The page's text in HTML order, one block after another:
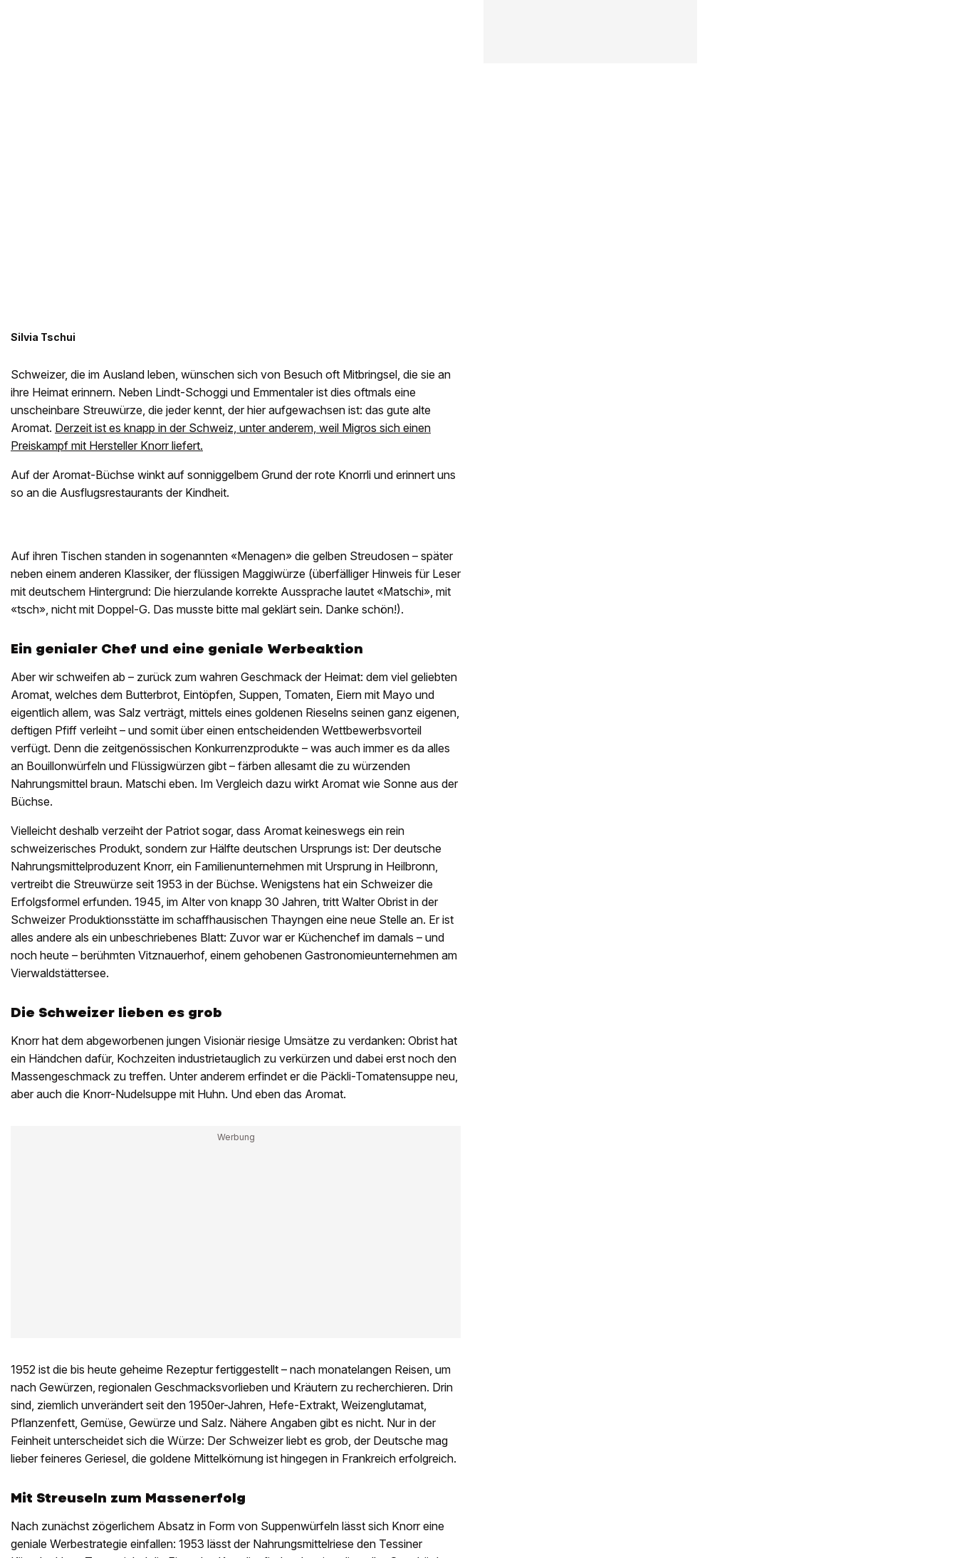
Silvia Tschui
Schweizer, die im Ausland leben, wünschen sich von Besuch oft Mitbringsel, die sie an
ihre Heimat erinnern. Neben Lindt-Schoggi und Emmentaler ist dies oftmals eine
unscheinbare Streuwürze, die jeder kennt, der hier aufgewachsen ist: das gute alte
Aromat. Derzeit ist es knapp in der Schweiz, unter anderem, weil Migros sich einen
Preiskampf mit Hersteller Knorr liefert.
Auf der Aromat-Büchse winkt auf sonniggelbem Grund der rote Knorrli und erinnert uns
so an die Ausflugsrestaurants der Kindheit.
Auf ihren Tischen standen in sogenannten «Menagen» die gelben Streudosen – später
neben einem anderen Klassiker, der flüssigen Maggiwürze (überfälliger Hinweis für Leser
mit deutschem Hintergrund: Die hierzulande korrekte Aussprache lautet «Matschi», mit
«tsch», nicht mit Doppel-G. Das musste bitte mal geklärt sein. Danke schön!).
Ein genialer Chef und eine geniale Werbeaktion
Aber wir schweifen ab – zurück zum wahren Geschmack der Heimat: dem viel geliebten
Aromat, welches dem Butterbrot, Eintöpfen, Suppen, Tomaten, Eiern mit Mayo und
eigentlich allem, was Salz verträgt, mittels eines goldenen Rieselns seinen ganz eigenen,
deftigen Pfiff verleiht – und somit über einen entscheidenden Wettbewerbsvorteil
verfügt. Denn die zeitgenössischen Konkurrenzprodukte – was auch immer es da alles
an Bouillonwürfeln und Flüssigwürzen gibt – färben allesamt die zu würzenden
Nahrungsmittel braun. Matschi eben. Im Vergleich dazu wirkt Aromat wie Sonne aus der
Büchse.
Vielleicht deshalb verzeiht der Patriot sogar, dass Aromat keineswegs ein rein
schweizerisches Produkt, sondern zur Hälfte deutschen Ursprungs ist: Der deutsche
Nahrungsmittelproduzent Knorr, ein Familienunternehmen mit Ursprung in Heilbronn,
vertreibt die Streuwürze seit 1953 in der Büchse. Wenigstens hat ein Schweizer die
Erfolgsformel erfunden. 1945, im Alter von knapp 30 Jahren, tritt Walter Obrist in der
Schweizer Produktionsstätte im schaffhausischen Thayngen eine neue Stelle an. Er ist
alles andere als ein unbeschriebenes Blatt: Zuvor war er Küchenchef im damals – und
noch heute – berühmten Vitznauerhof, einem gehobenen Gastronomieunternehmen am
Vierwaldstättersee.
Die Schweizer lieben es grob
Knorr hat dem abgeworbenen jungen Visionär riesige Umsätze zu verdanken: Obrist hat
ein Händchen dafür, Kochzeiten industrietauglich zu verkürzen und dabei erst noch den
Massengeschmack zu treffen. Unter anderem erfindet er die Päckli-Tomatensuppe neu,
aber auch die Knorr-Nudelsuppe mit Huhn. Und eben das Aromat.
1952 ist die bis heute geheime Rezeptur fertiggestellt – nach monatelangen Reisen, um
nach Gewürzen, regionalen Geschmacksvorlieben und Kräutern zu recherchieren. Drin
sind, ziemlich unverändert seit den 1950er-Jahren, Hefe-Extrakt, Weizenglutamat,
Pflanzenfett, Gemüse, Gewürze und Salz. Nähere Angaben gibt es nicht. Nur in der
Feinheit unterscheidet sich die Würze: Der Schweizer liebt es grob, der Deutsche mag
lieber feineres Geriesel, die goldene Mittelkörnung ist hingegen in Frankreich erfolgreich.
Mit Streuseln zum Massenerfolg
Nach zunächst zögerlichem Absatz in Form von Suppenwürfeln lässt sich Knorr eine
geniale Werbestrategie einfallen: 1953 lässt der Nahrungsmittelriese den Tessiner